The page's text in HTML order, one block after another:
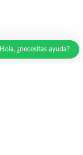
Hola, ¿necesitas ayuda?